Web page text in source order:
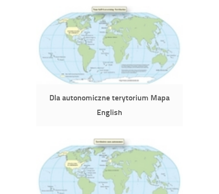
Dla autonomiczne terytorium Mapa
English